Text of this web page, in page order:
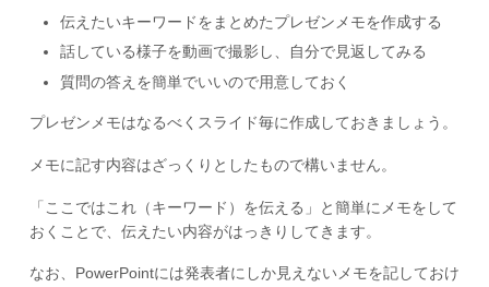
伝えたいキーワードをまとめたプレゼンメモを作成する
話している様子を動画で撮影し、自分で見返してみる
質問の答えを簡単でいいので用意しておく
プレゼンメモはなるべくスライド毎に作成しておきましょう。
メモに記す内容はざっくりとしたもので構いません。
「ここではこれ（キーワード）を伝える」と簡単にメモをして
おくことで、伝えたい内容がはっきりしてきます。
なお、PowerPointには発表者にしか見えないメモを記しておけ